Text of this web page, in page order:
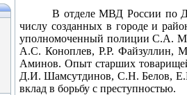
В отделе МВД России по
числу созданных в городе и
уполномоченный полиции С.А.
А.С. Коноплев, Р.Р. Файзуллин,
Аминов. Опыт старших
Д.И. Шамсутдинов, С.Н. Белов,
вклад в борьбу с преступностью.